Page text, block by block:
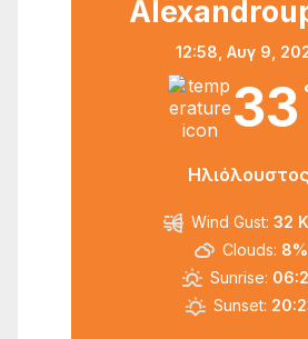
12:58, Αυγ 9,
33
Ηλιόλουστος
Wind Gust: 32
Clouds: 8%
Sunrise:
Sunset: